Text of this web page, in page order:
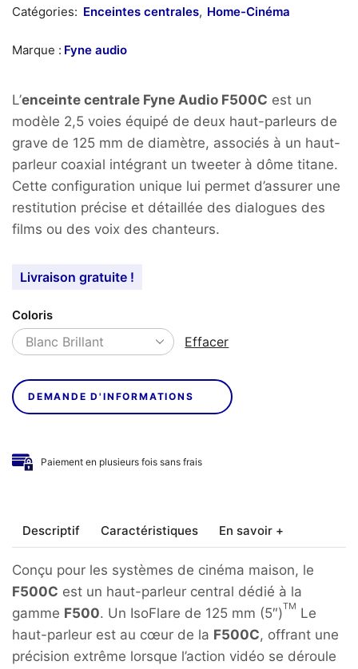
Catégories: Enceintes centrales, Home-Cinéma
Marque : Fyne audio
L’enceinte centrale Fyne Audio F500C est un
modèle 2,5 voies équipé de deux haut-parleurs de
grave de 125 mm de diamètre, associés à un haut-
parleur coaxial intégrant un tweeter à dôme titane.
Cette configuration unique lui permet d’assurer une
restitution précise et détaillée des dialogues des
films ou des voix des chanteurs.
Livraison gratuite !
Coloris
Effacer
DEMANDE D'INFORMATIONS
Paiement en plusieurs fois sans frais
Descriptif Caractéristiques En savoir +
Conçu pour les systèmes de cinéma maison, le
F500C est un haut-parleur central dédié à la
gamme F500. Un IsoFlare de 125 mm (5″)TM Le
haut-parleur est au cœur de la F500C, offrant une
précision extrême lorsque l’action vidéo se déroule